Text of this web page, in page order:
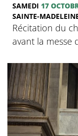
SAMEDI 17
SAINTE-
Récitation du
avant la messe